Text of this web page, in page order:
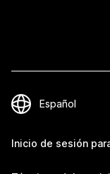
Inicio de sesión